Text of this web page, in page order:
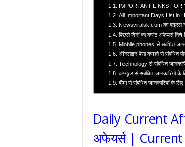
IMPORTANT LINKS FOR
All Important Days List in
Newsviralsk.com का वाइरल
पिछले दिनों का करंट अफेयर्स
Mobile phones से संबंधित
ऑनलाइन पैसा कमाने से संबंधित
Technology से संबंधित
कंप्यूटर से संबंधित जानकारियों के
बीमा से संबंधित जानकारियों के
Daily Current
अफेयर्स |